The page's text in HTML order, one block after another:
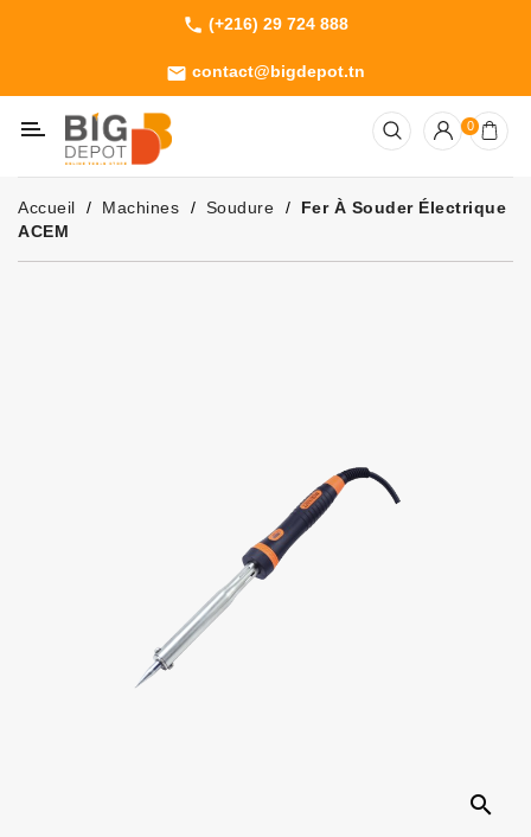
phone (+216) 29 724 888
email contact@bigdepot.tn
Machines
Outillage
Jardinage
Consommables
0
Accueil Machines Soudure
Fer À Souder Électrique
ACEM
search